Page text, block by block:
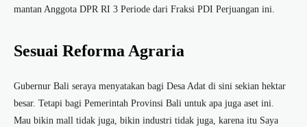
mantan Anggota DPR RI 3 Periode dari Fraksi PDI Perjuangan ini.
Sesuai Reforma Agraria
Gubernur Bali seraya menyatakan bagi Desa Adat di sini sekian hektar
besar. Tetapi bagi Pemerintah Provinsi Bali untuk apa juga aset ini.
Mau bikin mall tidak juga, bikin industri tidak juga, karena itu Saya